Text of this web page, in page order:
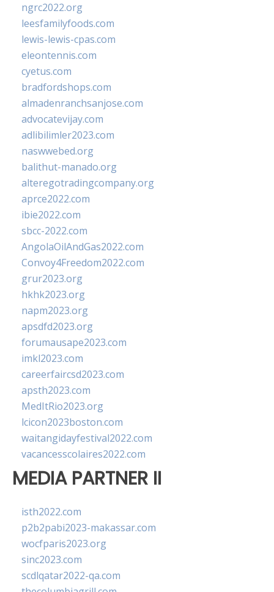
ngrc2022.org
leesfamilyfoods.com
lewis-lewis-cpas.com
eleontennis.com
cyetus.com
bradfordshops.com
almadenranchsanjose.com
advocatevijay.com
adlibilimler2023.com
naswwebed.org
balithut-manado.org
alteregotradingcompany.org
aprce2022.com
ibie2022.com
sbcc-2022.com
AngolaOilAndGas2022.com
Convoy4Freedom2022.com
grur2023.org
hkhk2023.org
napm2023.org
apsdfd2023.org
forumausape2023.com
imkl2023.com
careerfaircsd2023.com
apsth2023.com
MedItRio2023.org
lcicon2023boston.com
waitangidayfestival2022.com
vacancesscolaires2022.com
MEDIA PARTNER II
isth2022.com
p2b2pabi2023-makassar.com
wocfparis2023.org
sinc2023.com
scdlqatar2022-qa.com